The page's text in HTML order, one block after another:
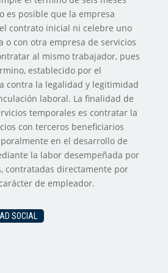
es posible que la empresa
contrato inicial ni celebre uno
o con otra empresa de servicios
al mismo trabajador, pues
establecido por el
contra la legalidad y legitimidad
laboral. La finalidad de
temporales es contratar la
con terceros beneficiarios
en el desarrollo de
la labor desempeñada por
contratadas directamente por
de empleador.
SOCIAL